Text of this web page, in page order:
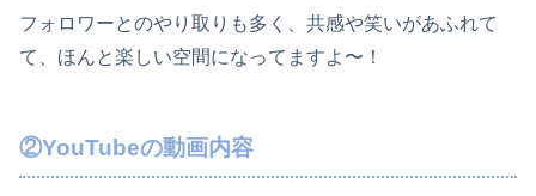
フォロワーとのやり取りも多く、共感や笑いがあふれて
て、ほんと楽しい空間になってますよ〜！
②YouTubeの動画内容